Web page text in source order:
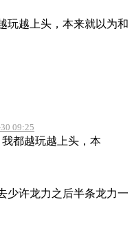
玩越上头，本来就以为和
09:25
都越玩越上头，本
少许龙力之后半条龙力一